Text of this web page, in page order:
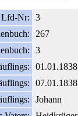
Lfd-Nr:
3
267
3
01.01.1838
07.01.1838
Johann